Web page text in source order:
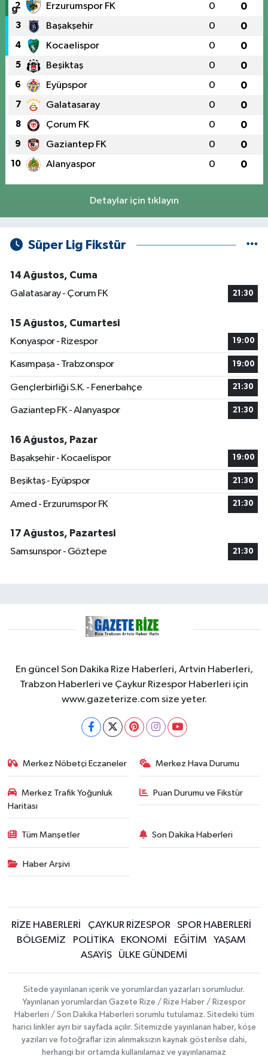
2 Erzurumspor FK 0 0
3 Başakşehir 0 0
4 Kocaelispor 0 0
5 Beşiktaş 0 0
6 Eyüpspor 0 0
7 Galatasaray 0 0
8 Çorum FK 0 0
9 Gaziantep FK 0 0
10 Alanyaspor 0 0
Detaylar için tıklayın
Süper Lig Fikstür
14 Ağustos, Cuma
Galatasaray - Çorum FK
21:30
15 Ağustos, Cumartesi
Konyaspor - Rizespor
19:00
Kasımpaşa - Trabzonspor 19:00
Gençlerbirliği S.K. - Fenerbahçe 21:30
Gaziantep FK - Alanyaspor 21:30
16 Ağustos, Pazar
Başakşehir - Kocaelispor
19:00
Beşiktaş - Eyüpspor 21:30
Amed - Erzurumspor FK 21:30
17 Ağustos, Pazartesi
Samsunspor - Göztepe
21:30
En güncel Son Dakika Rize Haberleri, Artvin Haberleri,
Trabzon Haberleri ve Çaykur Rizespor Haberleri için
www.gazeterize.com size yeter.
Merkez Nöbetçi Eczaneler Merkez Hava Durumu
Merkez Trafik Yoğunluk
Haritası
Puan Durumu ve Fikstür
Tüm Manşetler Son Dakika Haberleri
Haber Arşivi
RİZE HABERLERİ ÇAYKUR RİZESPOR
SPOR HABERLERİ
BÖLGEMİZ
POLİTİKA EKONOMİ EĞİTİM
YAŞAM
ASAYİŞ
ÜLKE GÜNDEMİ
Sitede yayınlanan içerik ve yorumlardan yazarları sorumludur.
Yayınlanan yorumlardan Gazete Rize / Rize Haber / Rizespor
Haberleri / Son Dakika Haberleri sorumlu tutulamaz. Sitedeki tüm
harici linkler ayrı bir sayfada açılır. Sitemizde yayınlanan haber, köşe
yazıları ve fotoğraflar izin alınmaksızın kaynak gösterilse dahi,
herhangi bir ortamda kullanılamaz ve yayınlanamaz